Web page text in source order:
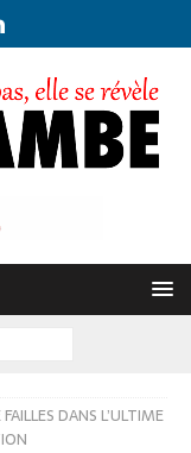
DANS L’ULTIME